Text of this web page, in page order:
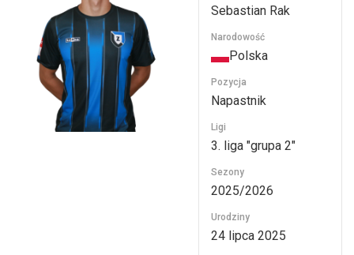
Sebastian Rak
Narodowość
Polska
Pozycja
Napastnik
Ligi
3. liga "grupa 2"
Sezony
2025/2026
Urodziny
24 lipca 2025